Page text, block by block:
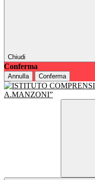
Chiudi
Conferma
Annulla Conferma